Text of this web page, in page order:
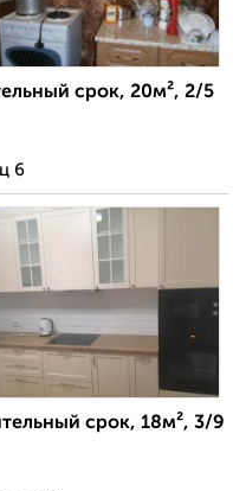
срок, 20м², 2/5
6
срок, 18м², 3/9